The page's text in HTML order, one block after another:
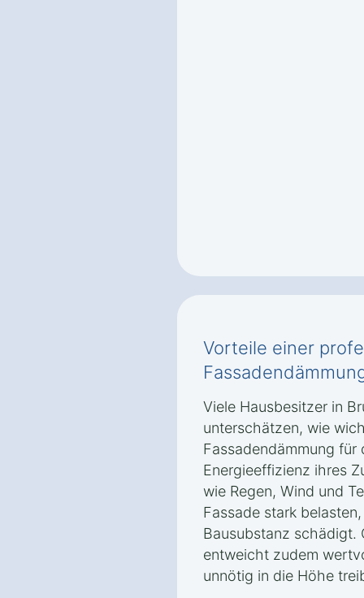
Vorteile einer
Viele Hausbesitzer in
unterschätzen, wie
Fassadendämmung
Energieeffizienz ihres
wie Regen, Wind und
Fassade stark
Bausubstanz schädigt.
entweicht zudem
unnötig in die Höhe